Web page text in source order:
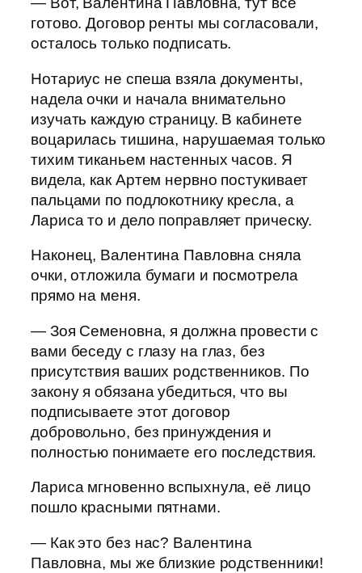
готово. Договор ренты мы согласовали,
осталось только подписать.
Нотариус не спеша взяла документы,
надела очки и начала внимательно
изучать каждую страницу. В кабинете
воцарилась тишина, нарушаемая только
тихим тиканьем настенных часов. Я
видела, как Артем нервно постукивает
пальцами по подлокотнику кресла, а
Лариса то и дело поправляет прическу.
Наконец, Валентина Павловна сняла
очки, отложила бумаги и посмотрела
прямо на меня.
— Зоя Семеновна, я должна провести с
вами беседу с глазу на глаз, без
присутствия ваших родственников. По
закону я обязана убедиться, что вы
подписываете этот договор
добровольно, без принуждения и
полностью понимаете его последствия.
Лариса мгновенно вспыхнула, её лицо
пошло красными пятнами.
— Как это без нас? Валентина
Павловна, мы же близкие родственники!